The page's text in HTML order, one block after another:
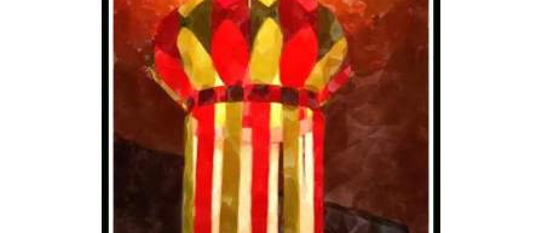
(२) कुठलाही रेषाखंड अनंतापर्यंत वाढवून त्याचे रेषेत रूपांतर करता येते.
(३) कुठलाही रेषाखंड दिला असता त्याचा एक अंत्यबिंदू हा केंद्रबिंदू असलेले आणि
त्याच्या दुसर्‍या अंत्यबिंदूमधून जाणारे वर्तुळ काढता येते.
(४) सर्व काटकोन एकरूप आहेत.
(५) जर एक रेषाखंड दिलेल्या दोन रेषांना अशा प्रकारे छेदत असेल, जेणेकरून
त्यांच्यातील आंतरकोनांची बेरीज दोन काटकोनांपेक्षा कमी होत असेल, तर त्या दोन रेषा
अनंतापर्यंत वाढवल्यास ज्या बाजूस आंतरकोनांची बेरीज दोन काटकोनांपेक्षा कमी होत
आहे, त्या बाजूस एकमेकांना छेदतील. (समांतर रेषांचे गृहीतक)